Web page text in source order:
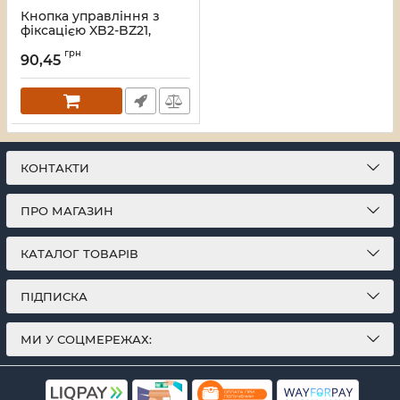
Кнопка управління з
фіксацією XB2-BZ21,
Артикул: 505065
90,45 грн
КОНТАКТИ
ПРО МАГАЗИН
КАТАЛОГ ТОВАРІВ
ПІДПИСКА
МИ У СОЦМЕРЕЖАХ: